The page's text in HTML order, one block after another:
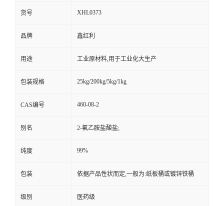
货号 XHL0373
品牌 鑫红利
用途 工业原材料,用于工业化大生产
包装规格 25kg/200kg/5kg/1kg
CAS编号 460-08-2
别名 2-氟乙胺盐酸盐;
纯度 99%
包装 依据产品性状而定,一般为:纸板桶或镀锌铁桶
级别 医药级